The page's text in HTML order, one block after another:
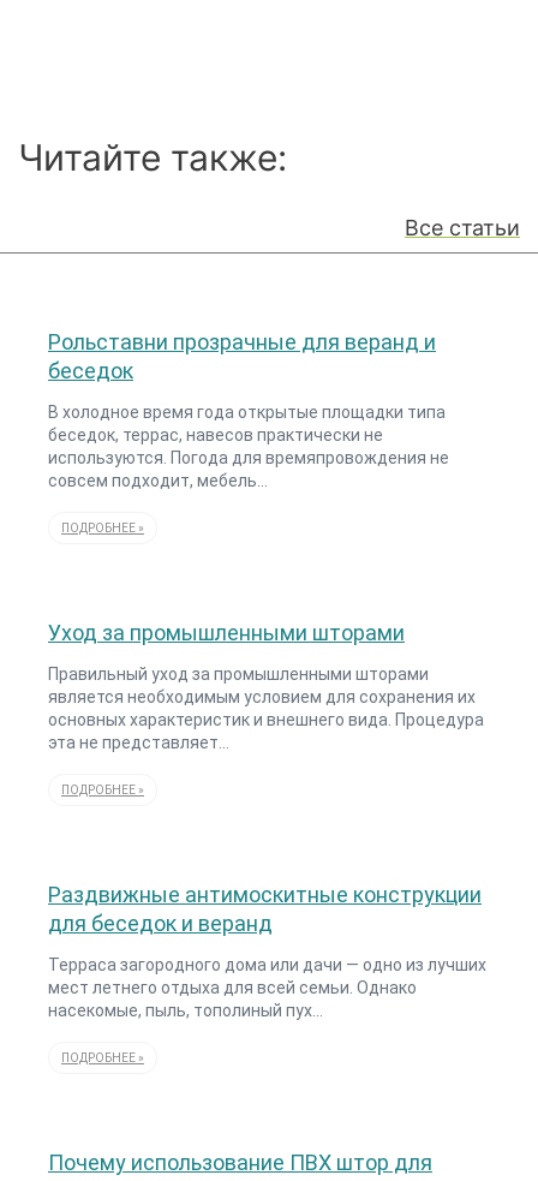
Читайте также:
Все статьи
Рольставни прозрачные для веранд и
беседок
В холодное время года открытые площадки типа
беседок, террас, навесов практически не
используются. Погода для времяпровождения не
совсем подходит, мебель…
ПОДРОБНЕЕ »
Уход за промышленными шторами
Правильный уход за промышленными шторами
является необходимым условием для сохранения их
основных характеристик и внешнего вида. Процедура
эта не представляет…
ПОДРОБНЕЕ »
Раздвижные антимоскитные конструкции
для беседок и веранд
Терраса загородного дома или дачи — одно из лучших
мест летнего отдыха для всей семьи. Однако
насекомые, пыль, тополиный пух…
ПОДРОБНЕЕ »
Почему использование ПВХ штор для